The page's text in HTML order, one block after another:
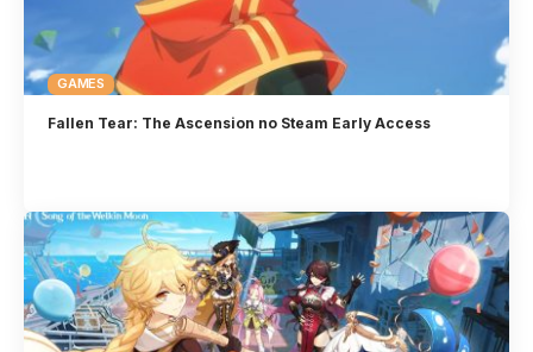
GAMES
Fallen Tear: The Ascension no Steam Early Access